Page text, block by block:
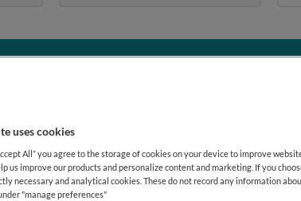
uses cookies
All” you agree to the storage of cookies on your device to improve
us improve our products and personalize content and marketing. If you
necessary and analytical cookies. These do not record any information
"manage preferences"